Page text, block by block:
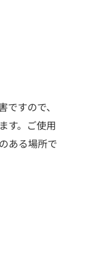
すので、
す。ご使用
ある場所で